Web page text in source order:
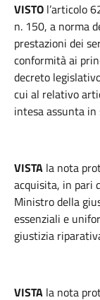
VISTO l’articolo
n. 150, a norma
prestazioni dei
conformità ai
decreto
cui al relativo
intesa assunta in
VISTA la nota
acquisita, in pari
Ministro della
essenziali e
giustizia
VISTA la nota